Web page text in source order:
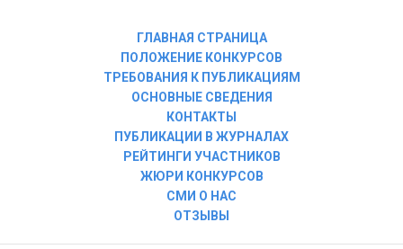
ГЛАВНАЯ СТРАНИЦА
ПОЛОЖЕНИЕ КОНКУРСОВ
ТРЕБОВАНИЯ К ПУБЛИКАЦИЯМ
ОСНОВНЫЕ СВЕДЕНИЯ
КОНТАКТЫ
ПУБЛИКАЦИИ В ЖУРНАЛАХ
РЕЙТИНГИ УЧАСТНИКОВ
ЖЮРИ КОНКУРСОВ
СМИ О НАС
ОТЗЫВЫ